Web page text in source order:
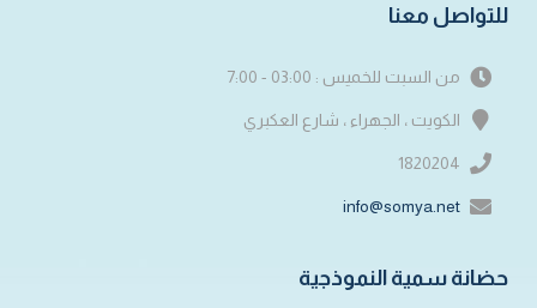
للتواصل معنا
من السبت للخميس : 03:00 - 7:00
الكويت ، الجهراء ، شارع العكبري
1820204
info@somya.net
حضانة سمية النموذجية